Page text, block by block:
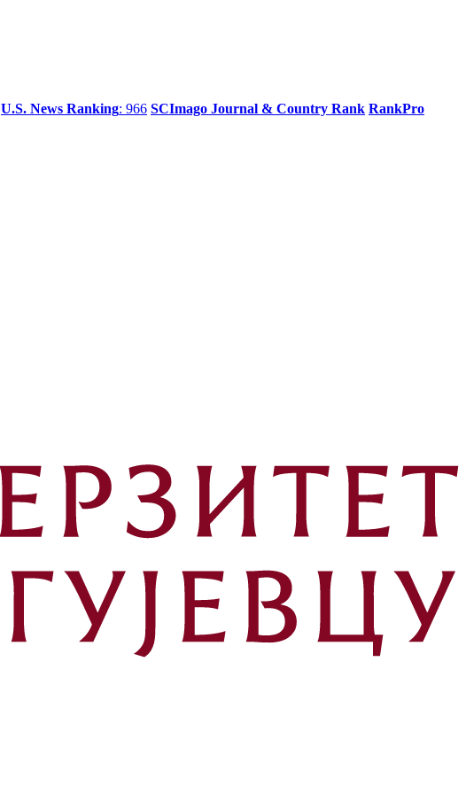
U.S. News Ranking: 966 SCImago Journal & Country Rank RankPro